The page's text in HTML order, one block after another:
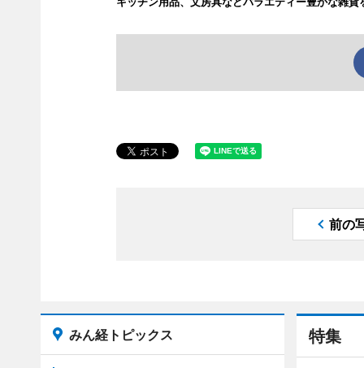
前の
特集
みん経トピックス